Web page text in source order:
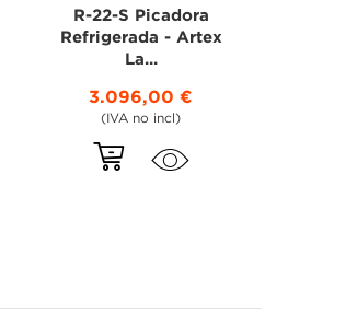
R-22-S Picadora
Refrigerada - Artex
La...
3.096,00 €
(IVA no incl)